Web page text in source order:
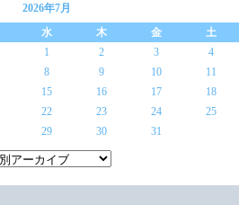
2026年7月
水 木 金
土
1
2 3
4
8 9 10
11
15 16 17
18
22 23 24
25
29 30 31